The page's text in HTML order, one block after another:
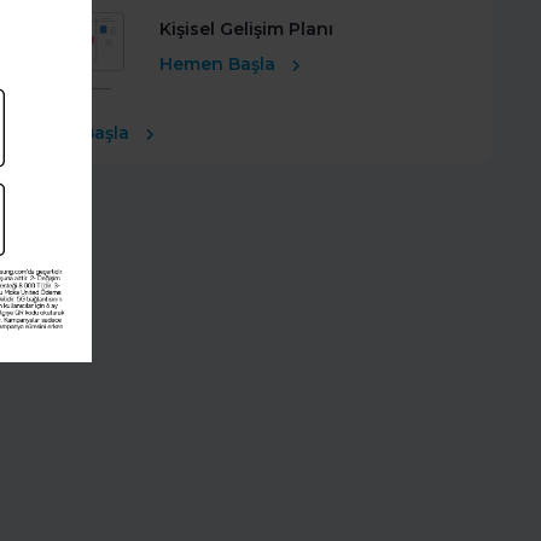
Kişisel Gelişim Planı
Hemen Başla
Ücretsiz Başla